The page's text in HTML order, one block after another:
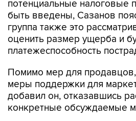
потенциальные налоговые
быть введены, Сазанов
группа также это
оценить размер ущерба и
платежеспособность
Помимо мер для
меры поддержки для
добавил он, отказавшись
конкретные обсуждаемые